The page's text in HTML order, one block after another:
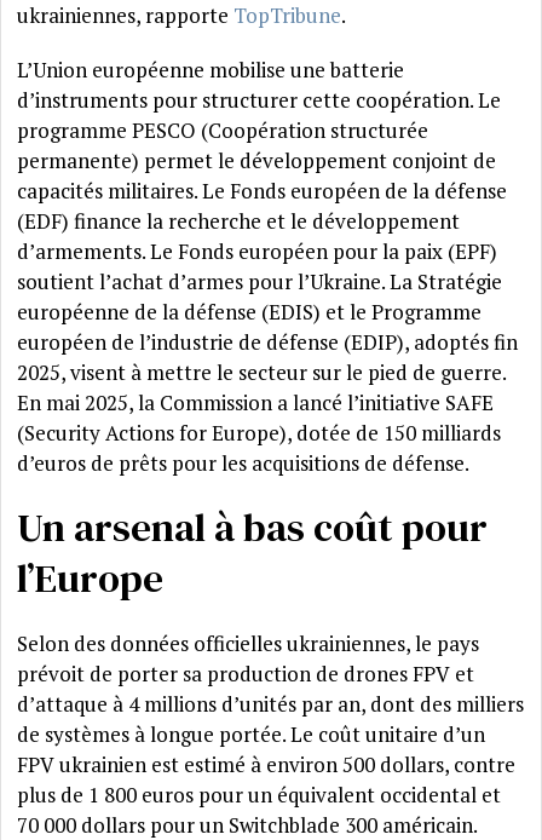
ukrainiennes, rapporte TopTribune.
L’Union européenne mobilise une batterie
d’instruments pour structurer cette coopération. Le
programme PESCO (Coopération structurée
permanente) permet le développement conjoint de
capacités militaires. Le Fonds européen de la défense
(EDF) finance la recherche et le développement
d’armements. Le Fonds européen pour la paix (EPF)
soutient l’achat d’armes pour l’Ukraine. La Stratégie
européenne de la défense (EDIS) et le Programme
européen de l’industrie de défense (EDIP), adoptés fin
2025, visent à mettre le secteur sur le pied de guerre.
En mai 2025, la Commission a lancé l’initiative SAFE
(Security Actions for Europe), dotée de 150 milliards
d’euros de prêts pour les acquisitions de défense.
Un arsenal à bas coût pour
l’Europe
Selon des données officielles ukrainiennes, le pays
prévoit de porter sa production de drones FPV et
d’attaque à 4 millions d’unités par an, dont des milliers
de systèmes à longue portée. Le coût unitaire d’un
FPV ukrainien est estimé à environ 500 dollars, contre
plus de 1 800 euros pour un équivalent occidental et
70 000 dollars pour un Switchblade 300 américain.